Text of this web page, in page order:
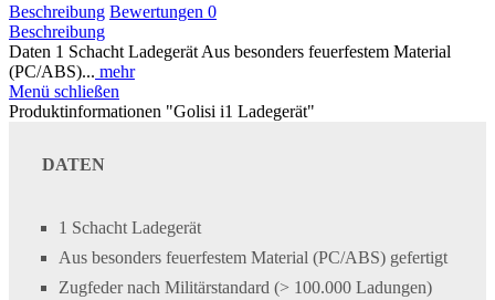
Beschreibung Bewertungen 0
Beschreibung
Daten 1 Schacht Ladegerät Aus besonders feuerfestem Material
(PC/ABS)... mehr
Menü schließen
Produktinformationen "Golisi i1 Ladegerät"
DATEN
1 Schacht Ladegerät
Aus besonders feuerfestem Material (PC/ABS) gefertigt
Zugfeder nach Militärstandard (> 100.000 Ladungen)